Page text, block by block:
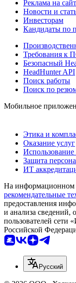
Реклама на
Новости и
Инвесторам
Кандидаты по
Требования к
Безопасный
HeadHunter API
Поиск работы
Поиск по
Мобильное
Этика и
Оказание услуг
Использование
Защита
ИТ
На информационном
рекомендательные
предоставления
и анализа сведений,
пользователей сети
Российской
Русский